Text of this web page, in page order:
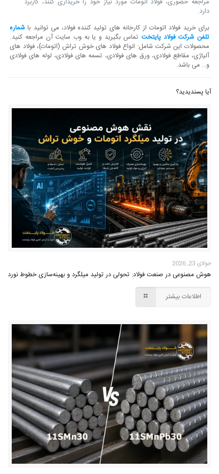
دارد.
برای خرید فولاد اتومات از کارخانه های تولید کننده فولاد، می توانید با شماره
تلفن شرکت فولاد پایتخت تماس بگیرید و یا به وب سایت آن مراجعه کنید.
محصولات این شرکت شامل: انواع فولاد های خوش تراش (اتومات)، فولاد های
آلیاژی، مقاطع فولادی، ورق های فولادی، تسمه های فولادی، لوله های فولادی
و… می باشد.
آیا پسندیدید؟
جولای 23, 2026
هوش مصنوعی در صنعت فولاد: تحولی در تولید میلگرد و بهینه‌سازی خطوط نورد
اطلاعات بیشتر